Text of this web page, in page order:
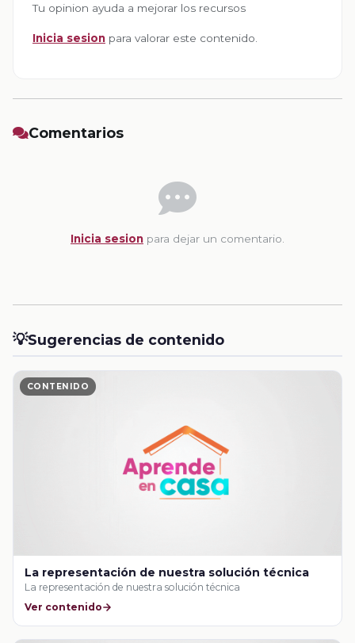
Tu opinion ayuda a mejorar los recursos
Inicia sesion para valorar este contenido.
Comentarios
Inicia sesion para dejar un comentario.
💡Sugerencias de contenido
CONTENIDO
La representación de nuestra solución técnica
La representación de nuestra solución técnica
Ver contenido